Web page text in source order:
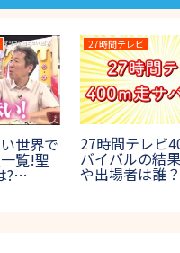
27時間テレビ
27時間テレビ2023 マラ
ソンの結果速報！100キ
ロマラソンの優勝者や出